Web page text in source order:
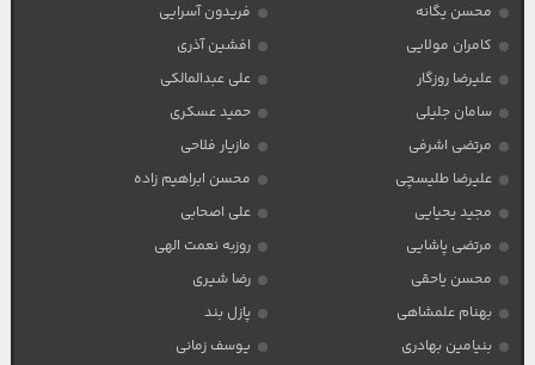
محسن یگانه
فریدون آسرایی
کامران مولایی
افشین آذری
علیرضا روزگار
علی عبدالمالکی
سامان جلیلی
حمید عسکری
مرتضی اشرفی
مازیار فلاحی
علیرضا طلیسچی
محسن ابراهیم زاده
مجید یحیایی
علی اصحابی
مرتضی پاشایی
روزبه نعمت الهی
محسن یاحقی
رضا شیری
بهنام علمشاهی
پازل بند
بنیامین بهادری
یوسف زمانی